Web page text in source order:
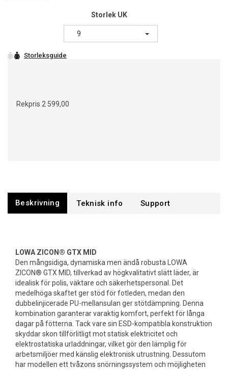
Storlek UK
9
Rekpris 2 599,00
Beskrivning Support
LOWA ZICON® GTX MID
Den mångsidiga, dynamiska men ändå robusta LOWA
ZICON® GTX MID, tillverkad av högkvalitativt slätt läder, är
idealisk för polis, väktare och säkerhetspersonal. Det
medelhöga skaftet ger stöd för fotleden, medan den
dubbelinjicerade PU-mellansulan ger stötdämpning. Denna
kombination garanterar varaktig komfort, perfekt för långa
dagar på fötterna. Tack vare sin ESD-kompatibla konstruktion
skyddar skon tillförlitligt mot statisk elektricitet och
elektrostatiska urladdningar, vilket gör den lämplig för
arbetsmiljöer med känslig elektronisk utrustning. Dessutom
har modellen ett tvåzons snörningssystem och möjligheten